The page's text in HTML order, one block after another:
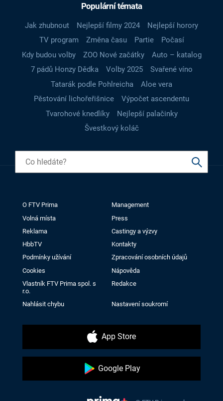
Populární témata
Jak zhubnout Nejlepší filmy 2024
Nejlepší horory
TV program
Změna času Partie
Počasí
Kdy budou volby
ZOO Nové začátky
Auto – katalog
7 pádů Honzy Dědka
Volby 2025
Svařené víno
Tatarák podle Pohlreicha
Aloe vera
Pěstování lichořeřišnice
Výpočet ascendentu
Tvarohové knedlíky
Nejlepší palačinky
Švestkový koláč
O FTV Prima
Management
Volná místa
Press
Reklama
Castingy a výzvy
HbbTV
Kontakty
Podmínky užívání
Zpracování osobních údajů
Cookies
Nápověda
Vlastník FTV Prima spol. s
r.o.
Redakce
Nahlásit chybu Nastavení soukromí
App Store
Google Play